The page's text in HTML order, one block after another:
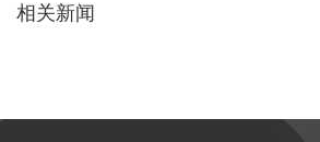
相关新闻